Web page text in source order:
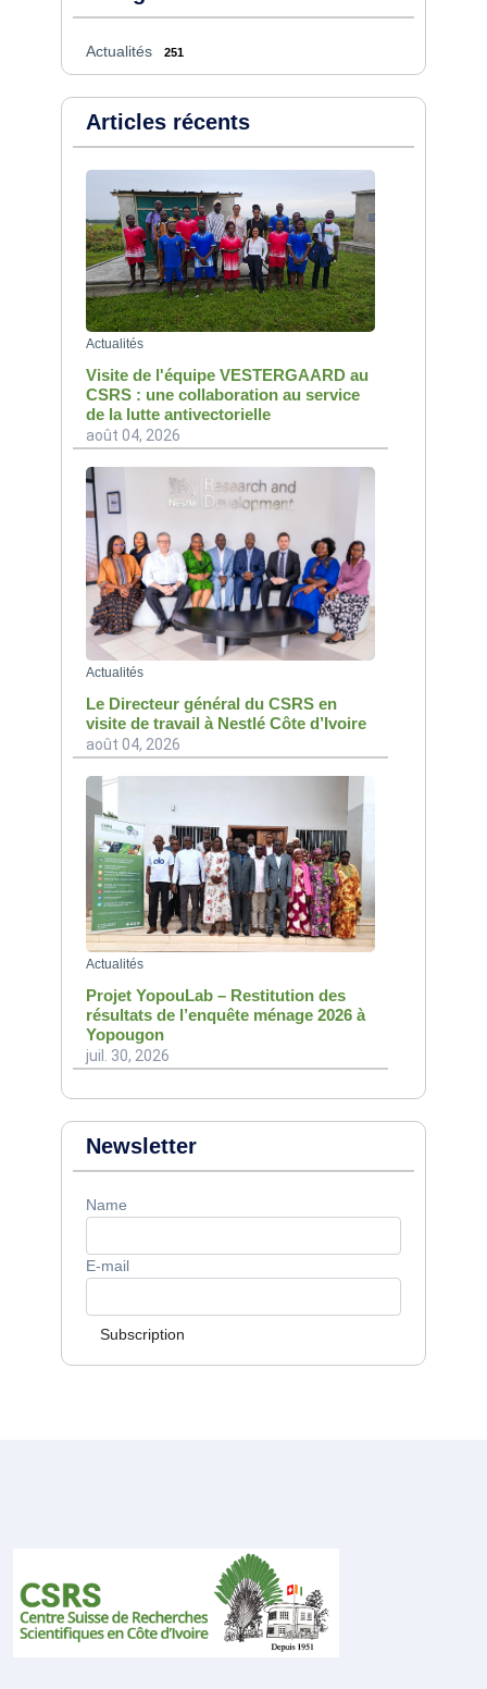
Actualités 251
Articles récents
Actualités
Visite de l'équipe VESTERGAARD au
CSRS : une collaboration au service
de la lutte antivectorielle
août 04, 2026
Actualités
Le Directeur général du CSRS en
visite de travail à Nestlé Côte d’Ivoire
août 04, 2026
Actualités
Projet YopouLab – Restitution des
résultats de l’enquête ménage 2026 à
Yopougon
juil. 30, 2026
Newsletter
Name
E-mail
Subscription